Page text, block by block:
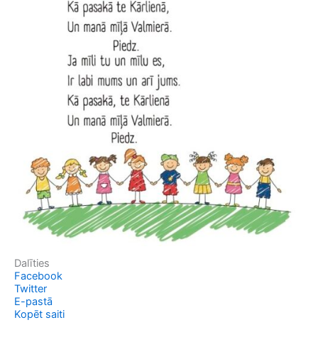
Dalīties
Facebook
Twitter
E-pastā
Kopēt saiti